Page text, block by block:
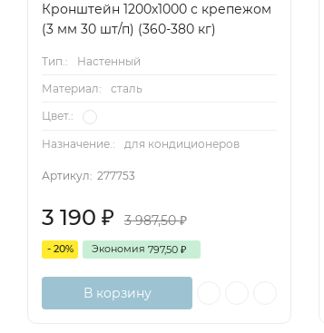
Кронштейн 1200х1000 с крепежом
(3 мм 30 шт/п) (360-380 кг)
Тип.:
Настенный
Материал:
сталь
Цвет.:
Назначение.: для кондиционеров
Артикул: 277753
3 190 ₽ 3 987,50₽
- 20% Экономия 797,50 ₽
В корзину